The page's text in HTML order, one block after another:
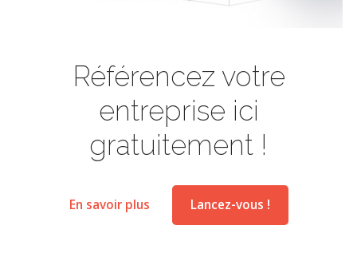
Référencez votre
entreprise ici
gratuitement !
En savoir plus Lancez-vous !